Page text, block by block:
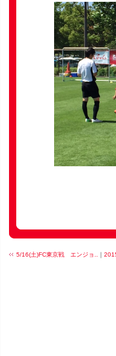
5/16(土)FC東京戦 エンジョ.. ｜